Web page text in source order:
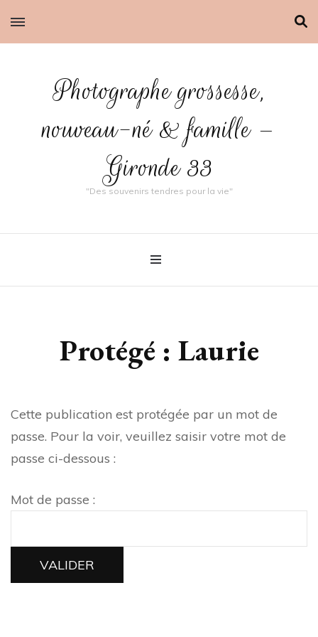
Photographe grossesse,
nouveau-né & famille –
Gironde 33
"Des souvenirs tendres pour la vie"
Protégé : Laurie
Cette publication est protégée par un mot de
passe. Pour la voir, veuillez saisir votre mot de
passe ci-dessous :
Mot de passe :